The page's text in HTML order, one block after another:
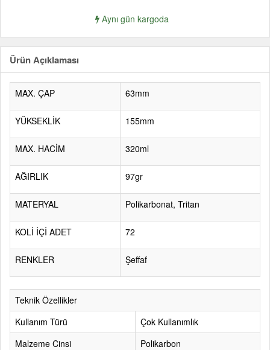
Aynı gün kargoda
Ürün Açıklaması
MAX. ÇAP 63mm
YÜKSEKLİK 155mm
MAX. HACİM 320ml
AĞIRLIK 97gr
MATERYAL Polikarbonat, Tritan
KOLİ İÇİ ADET 72
RENKLER Şeffaf
Teknik Özellikler
Kullanım Türü
Çok Kullanımlık
Malzeme Cinsi
Polikarbon